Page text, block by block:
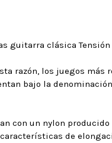
guitarra clásica
razón, los juegos más
bajo la
con un nylon
de